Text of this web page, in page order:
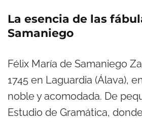
La esencia de las
Samaniego
Félix María de Samaniego
1745 en Laguardia (Álava),
noble y acomodada. De
Estudio de Gramática,